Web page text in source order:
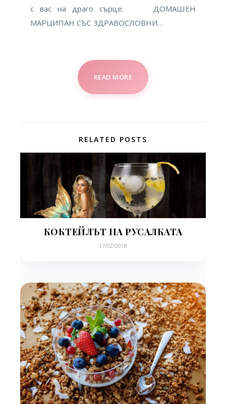
с вас на драго сърце. ДОМАШЕН
МАРЦИПАН СЪС ЗДРАВОСЛОВНИ…
READ MORE
RELATED POSTS
КОКТЕЙЛЪТ НА РУСАЛКАТА
17/02/2018